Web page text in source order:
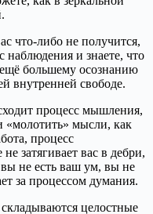
что-либо не получится,
наблюдения и знаете, что
ещё большему осознанию
внутренней свободе.
процесс мышления,
«молотить» мысли, как
процесс
затягивает вас в дебри,
вы не есть ваш ум, вы не
за процессом думания.
целостные